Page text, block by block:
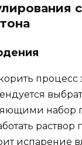
процесс
набор
раствор
испарение